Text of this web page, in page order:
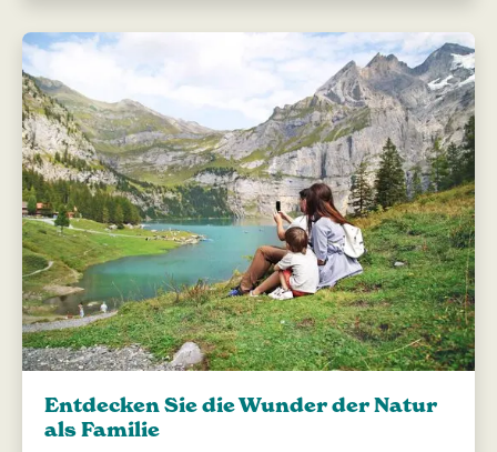
Entdecken Sie die Wunder der Natur
als Familie